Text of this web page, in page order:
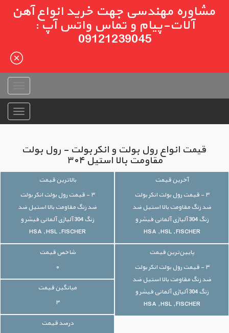
مشاوره مهندسی جهت خرید انواع آهن
آلات-پیام و تماس واتس آپ :
09121239045
قیمت انواع رول بولت و انکر بولت - رول بولت
مقاومت بالا استیل ۳۰۴
آخرین قیمت
۳ - قیمت رول بولت انکر بولت
ضد زنگ مقاومت بالا استیل ضد
زنگ 304 آلیاژی آلمانی فیشر و
HSA , HSL , FISCHER
بالاترین قیمت
۳ - قیمت رول بولت انکر بولت
ضد زنگ مقاومت بالا استیل ضد
زنگ 304 آلیاژی آلمانی فیشر و
HSA , HSL , FISCHER
پایین‌ترین قیمت
۳ - قیمت رول بولت انکر بولت
ضد زنگ مقاومت بالا استیل ضد
زنگ 304 آلیاژی آلمانی فیشر و
HSA , HSL , FISCHER
شاخص قیمت
۰
میانگین قیمت
۳
درصد قیمت